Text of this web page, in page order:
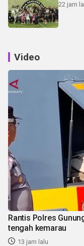
22 jam
Video
Rantis Polres
tengah kemarau
13 jam lalu